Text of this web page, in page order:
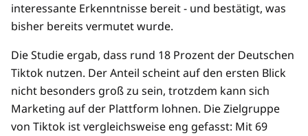
interessante Erkenntnisse bereit - und bestätigt, was
bisher bereits vermutet wurde.
Die Studie ergab, dass rund 18 Prozent der Deutschen
Tiktok nutzen. Der Anteil scheint auf den ersten Blick
nicht besonders groß zu sein, trotzdem kann sich
Marketing auf der Plattform lohnen. Die Zielgruppe
von Tiktok ist vergleichsweise eng gefasst: Mit 69